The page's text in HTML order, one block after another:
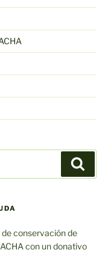
conservación de
con un donativo